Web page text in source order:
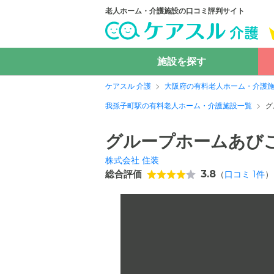
老人ホーム・介護施設の口コミ評判サイト
施設を探す
ケアスル 介護 大阪府の有料老人ホーム・介護
我孫子町駅の有料老人ホーム・介護施設一覧
グループホームあび
株式会社 住装
総合評価 3.8 （口コミ 1件）